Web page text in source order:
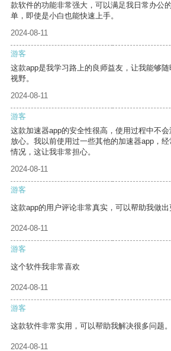
款软件的功能非常强大，可以满足我日常办公
单，即使是小白也能快速上手。
2024-08-11
游客
这款app是我学习路上的良师益友，让我能够
视野。
2024-08-11
游客
这款加速器app的安全性很高，使用过程中不
放心。我以前使用过一些其他的加速器app，
情况，这让我非常担心。
2024-08-11
游客
这款app的用户评论非常真实，可以帮助我做出
2024-08-11
游客
这个软件我非常喜欢
2024-08-11
游客
这款软件非常实用，可以帮助我解决很多问题。
2024-08-11